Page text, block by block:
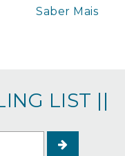
Saber Mais
LIST ||